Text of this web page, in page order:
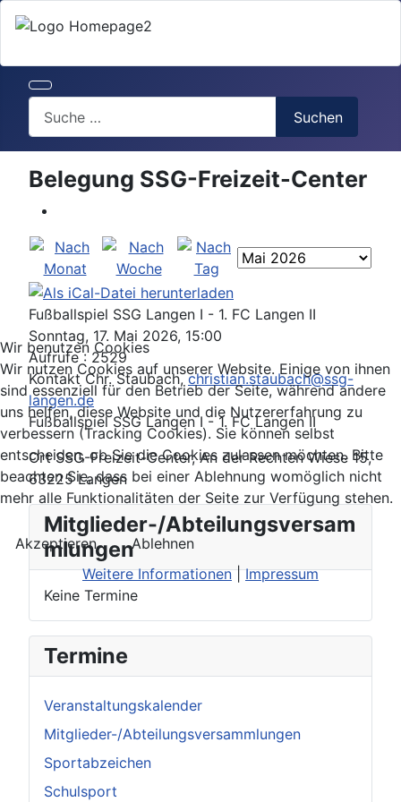
Suchen
Mitglieder-/Abteilungsversam
mlungen
Keine Termine
Termine
Veranstaltungskalender
Mitglieder-/Abteilungsversammlungen
Sportabzeichen
Schulsport
Belegung SSG-Freizeit-Center
Fußballspiel SSG Langen I - 1. FC Langen II
Sonntag, 17. Mai 2026, 15:00
Aufrufe: 2529
KontaktChr. Staubach,christian.staubach@ssg-
langen.de
Fußballspiel SSG Langen I - 1. FC Langen II
OrtSSG-Freizeit-Center, An der Rechten Wiese 15,
63225 Langen
Wir benutzen Cookies
Wir nutzen Cookies auf unserer Website. Einige von ihnen
sind essenziell für den Betrieb der Seite, während andere
uns helfen, diese Website und die Nutzererfahrung zu
verbessern (Tracking Cookies). Sie können selbst
entscheiden, ob Sie die Cookies zulassen möchten. Bitte
beachten Sie, dass bei einer Ablehnung womöglich nicht
mehr alle Funktionalitäten der Seite zur Verfügung stehen.
Akzeptieren
Ablehnen
Weitere Informationen|Impressum